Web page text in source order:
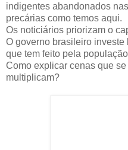
indigentes abandonados
precárias como temos aqui.
Os noticiários priorizam o
O governo brasileiro
que tem feito pela
Como explicar cenas que
multiplicam?